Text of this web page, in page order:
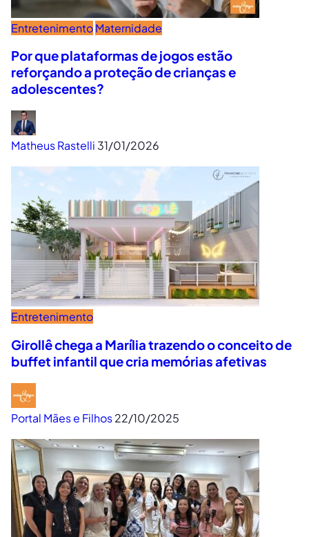
EntretenimentoMaternidade
Por que plataformas de jogos estão
reforçando a proteção de crianças e
adolescentes?
Matheus Rastelli 31/01/2026
Entretenimento
Girollê chega a Marília trazendo o conceito de
buffet infantil que cria memórias afetivas
Portal Mães e Filhos22/10/2025